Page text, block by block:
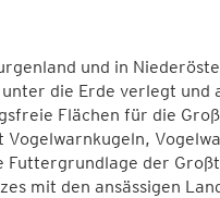
und in
die Erde verlegt
Flächen für die
Vogelwarnkugeln,
Futtergrundlage der
mit den ansässigen